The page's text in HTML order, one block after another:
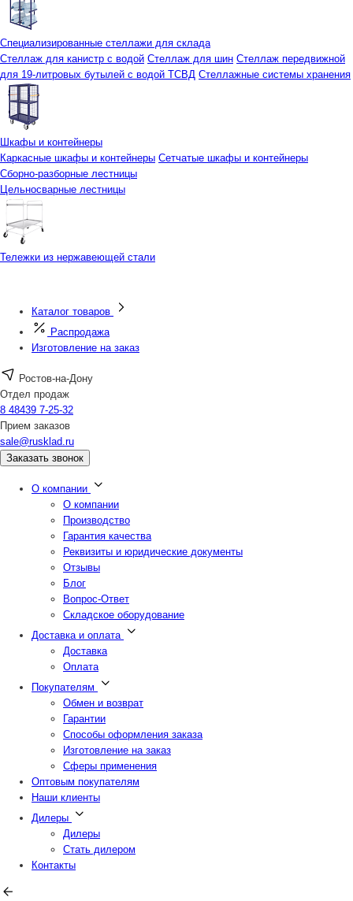
Специализированные стеллажи для склада
Стеллаж для канистр с водой Стеллаж для шин Стеллаж передвижной
для 19-литровых бутылей с водой ТСВД Стеллажные системы хранения
Шкафы и контейнеры
Каркасные шкафы и контейнеры Сетчатые шкафы и контейнеры
Сборно-разборные лестницы
Цельносварные лестницы
Тележки из нержавеющей стали
Каталог товаров
Распродажа
Изготовление на заказ
Ростов-на-Дону
Отдел продаж
8 48439 7-25-32
Прием заказов
sale@rusklad.ru
Заказать звонок
О компании
О компании
Производство
Гарантия качества
Реквизиты и юридические документы
Отзывы
Блог
Вопрос-Ответ
Складское оборудование
Доставка и оплата
Доставка
Оплата
Покупателям
Обмен и возврат
Гарантии
Способы оформления заказа
Изготовление на заказ
Сферы применения
Оптовым покупателям
Наши клиенты
Дилеры
Дилеры
Стать дилером
Контакты